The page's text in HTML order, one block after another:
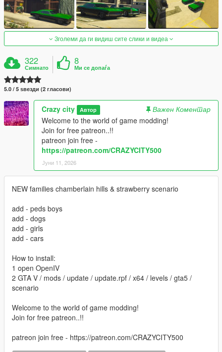
Зголеми да ги видиш сите слики и видеа
322
Симнато
8
Ми се допаѓа
5.0 / 5 ѕвезди (2 гласови)
Crazy city Автор
Важен Коментар
Welcome to the world of game modding!
Join for free patreon..!!
patreon join free -
https://patreon.com/CRAZYCITY500
Јуни 11, 2026
NEW families chamberlain hills & strawberry scenario
add - peds boys
add - dogs
add - girls
add - cars
How to install:
1 open OpenIV
2 GTA V / mods / update / update.rpf / x64 / levels / gta5 /
scenario
Welcome to the world of game modding!
Join for free patreon..!!
patreon join free - https://patreon.com/CRAZYCITY500